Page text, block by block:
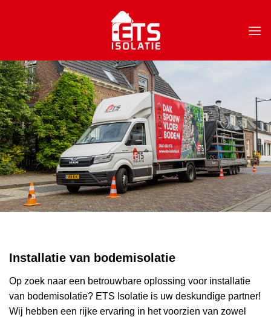
Installatie van bodemisolatie
Op zoek naar een betrouwbare oplossing voor installatie
van bodemisolatie? ETS Isolatie is uw deskundige partner!
Wij hebben een rijke ervaring in het voorzien van zowel